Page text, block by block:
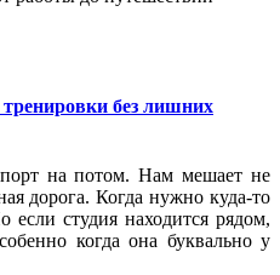
без лишних
на потом. Нам мешает не
дорога. Когда нужно куда-то
если студия находится рядом,
когда она буквально у